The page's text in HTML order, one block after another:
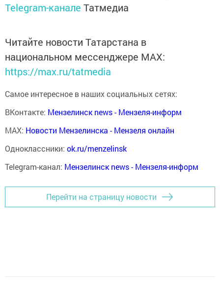
Telegram-канале Татмедиа
Читайте новости Татарстана в
национальном мессенджере MАХ:
https://max.ru/tatmedia
Самое интересное в наших социальных сетях:
ВКонтакте: Мензелинск news - Мензеля-информ
MAX: Новости Мензелинска - Мензеля онлайн
Одноклассники: ok.ru/menzelinsk
Telegram-канал: Мензелинск news - Мензеля-информ
Перейти на страницу новости